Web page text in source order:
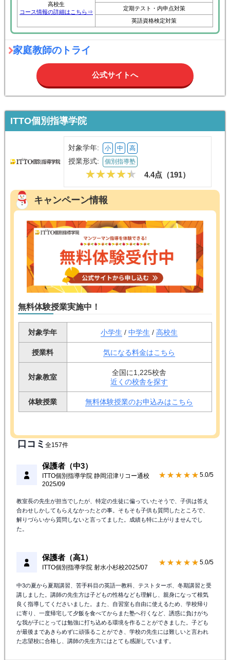
高校生
コース情報の詳細はこちら⇒
定期テスト・内申点対策
英語資格検定対策
家庭教師のトライ
公式サイトへ
ITTO個別指導学院
対象学年: 小 中 高
授業形式: 個別指導塾
4.4点（191）
キャンペーン情報
無料体験授業実施中！
対象学年 小学生 / 中学生 / 高校生
授業料 気になる料金はこちら
対象教室
全国に1,225校舎
近くの校舎を探す
体験授業 無料体験授業のお申込みはこちら
口コミ 全157件
保護者（中3）
ITTO個別指導学院 静岡沼津リコー通校
2025/09
★★★★★ 5.0/5
教室長の先生が担当でしたが、特定の生徒に偏っていたそうで、子供は答え
合わせしかしてもらえなかったとの事。そもそも子供も質問したところで、
解りづらいから質問しないと言ってました。成績も特に上がりませんでし
た。
保護者（高1）
ITTO個別指導学院 射水小杉校2025/07
★★★★★ 5.0/5
中3の夏から夏期講習、苦手科目の英語一教科、テストターボ、冬期講習と受
講しました。講師の先生方は子どもの性格なども理解し、親身になって根気
良く指導してくださいました。また、自習室も自由に使えるため、学校帰り
に寄り、一度帰宅して夕飯を食べてからまた塾へ行くなど、誘惑に負けがち
な我が子にとっては勉強に打ち込める環境を作ることができました。子ども
が最後まであきらめずに頑張ることができ、学校の先生には難しいと言われ
た志望校に合格し、講師の先生方にはとても感謝しています。